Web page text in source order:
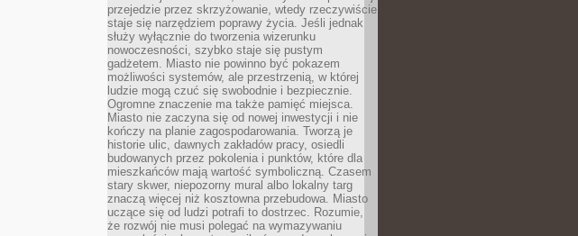
przejedzie przez skrzyżowanie, wtedy rzeczywiście
staje się narzędziem poprawy życia. Jeśli jednak
służy wyłącznie do tworzenia wizerunku
nowoczesności, szybko staje się pustym
gadżetem. Miasto nie powinno być pokazem
możliwości systemów, ale przestrzenią, w której
ludzie mogą czuć się swobodnie i bezpiecznie.
Ogromne znaczenie ma także pamięć miejsca.
Miasto nie zaczyna się od nowej inwestycji i nie
kończy na planie zagospodarowania. Tworzą je
historie ulic, dawnych zakładów pracy, osiedli
budowanych przez pokolenia i punktów, które dla
mieszkańców mają wartość symboliczną. Czasem
stary skwer, niepozorny mural albo lokalny targ
znaczą więcej niż kosztowna przebudowa. Miasto
uczące się od ludzi potrafi to dostrzec. Rozumie,
że rozwój nie musi polegać na wymazywaniu